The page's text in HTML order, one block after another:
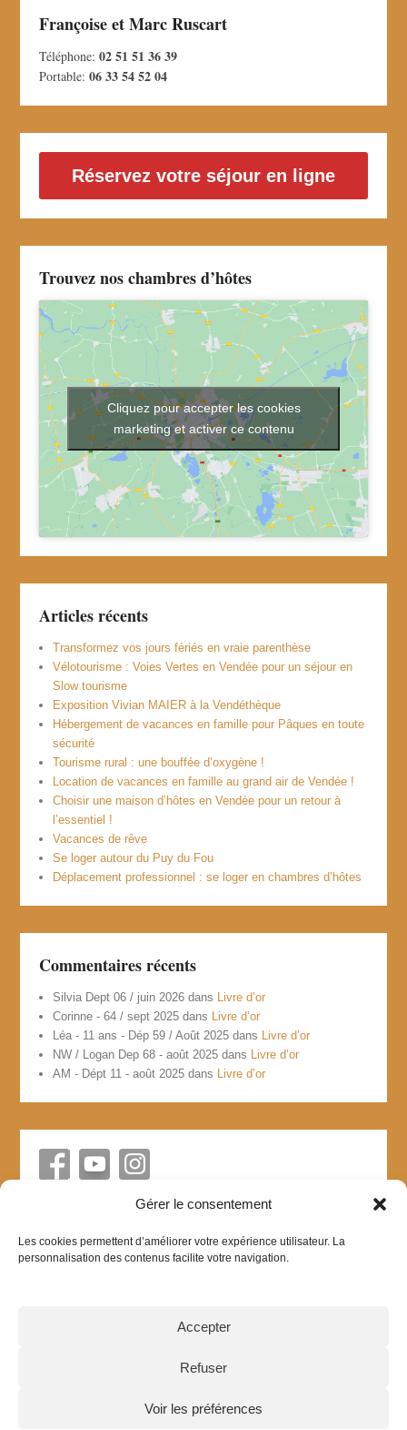
Gérer le consentement
Les cookies permettent d’améliorer votre expérience utilisateur. La
personnalisation des contenus facilite votre navigation.
Accepter
Refuser
Voir les préférences
Françoise et Marc Ruscart
Téléphone:02 51 51 36 39
Portable:06 33 54 52 04
Réservez votre séjour en ligne
Trouvez nos chambres d’hôtes
Cliquez pour accepter les cookies
marketing et activer ce contenu
Articles récents
Transformez vos jours fériés en vraie parenthèse
Vélotourisme : Voies Vertes en Vendée pour un séjour en
Slow tourisme
Exposition Vivian MAIER à la Vendéthèque
Hébergement de vacances en famille pour Pâques en toute
sécurité
Tourisme rural : une bouffée d’oxygène !
Location de vacances en famille au grand air de Vendée !
Choisir une maison d’hôtes en Vendée pour un retour à
l’essentiel !
Vacances de rêve
Se loger autour du Puy du Fou
Déplacement professionnel : se loger en chambres d’hôtes
Commentaires récents
Silvia Dept 06 / juin 2026 dans Livre d’or
Corinne - 64 / sept 2025 dans Livre d’or
Léa - 11 ans - Dép 59 / Août 2025 dans Livre d’or
NW / Logan Dep 68 - août 2025 dans Livre d’or
AM - Dépt 11 - août 2025 dans Livre d’or
Création site internet et spécialiste référencement web :